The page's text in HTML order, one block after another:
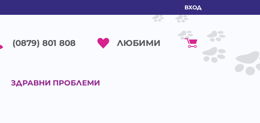
ВХОД
(0879) 801 808 ЛЮБИМИ
ЗДРАВНИ ПРОБЛЕМИ